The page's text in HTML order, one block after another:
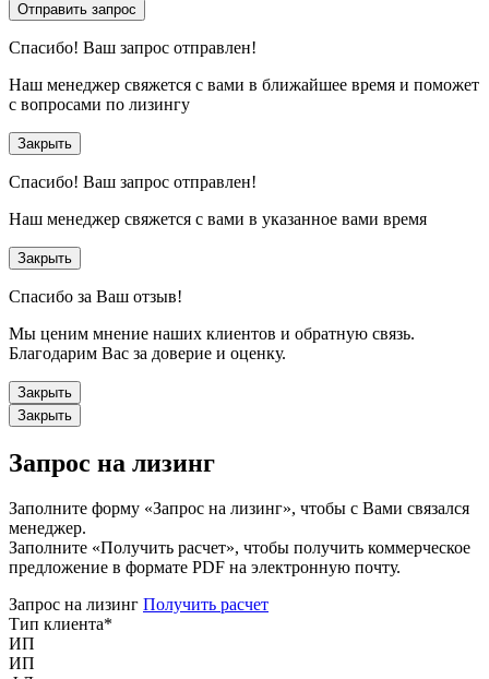
Отправить запрос
Спасибо! Ваш запрос отправлен!
Наш менеджер свяжется с вами в ближайшее время и поможет
с вопросами по лизингу
Закрыть
Спасибо! Ваш запрос отправлен!
Наш менеджер свяжется с вами в указанное вами время
Закрыть
Спасибо за Ваш отзыв!
Мы ценим мнение наших клиентов и обратную связь.
Благодарим Вас за доверие и оценку.
Закрыть
Закрыть
Запрос на лизинг
Заполните форму «Запрос на лизинг», чтобы с Вами связался
менеджер.
Заполните «Получить расчет», чтобы получить коммерческое
предложение в формате PDF на электронную почту.
Запрос на лизинг Получить расчет
Тип клиента*
ИП
ИП